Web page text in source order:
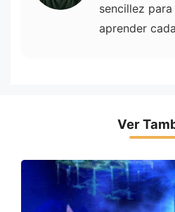
sencillez
aprender
Ver